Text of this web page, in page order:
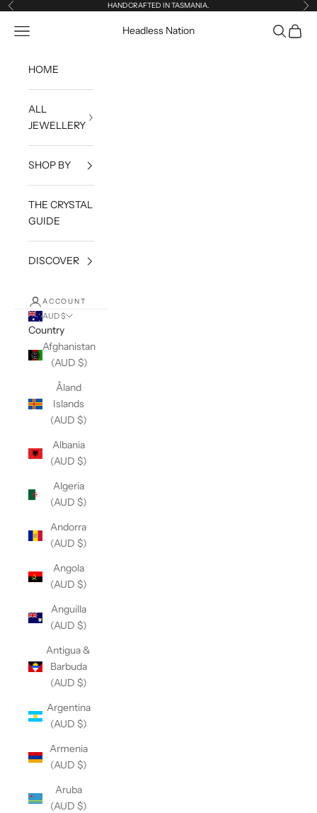
Skip to content
Previous HANDCRAFTED IN TASMANIA.
Headless Nation
Open navigation menu OpenOpen
HOME
ALL
JEWELLERY
SHOP BY
THE CRYSTAL
GUIDE
DISCOVER
ACCOUNT
AUD $
Country
Afghanistan
(AUD $)
Åland
Islands
(AUD $)
Albania
(AUD $)
Algeria
(AUD $)
Andorra
(AUD $)
Angola
(AUD $)
Anguilla
(AUD $)
Antigua &
Barbuda
(AUD $)
Argentina
(AUD $)
Armenia
(AUD $)
Aruba
(AUD $)